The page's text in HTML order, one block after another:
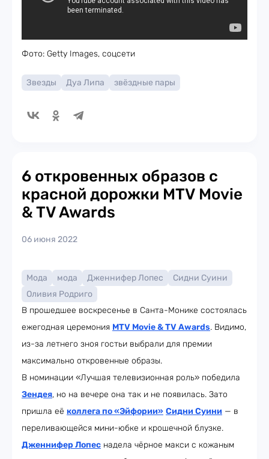
Фото: Getty Images, соцсети
Звезды Дуа Липа звёздные пары
6 откровенных образов с
красной дорожки MTV Movie
& TV Awards
06 июня 2022
Мода мода Дженнифер Лопес
Сидни Суини
Оливия Родриго
В прошедшее воскресенье в Санта-Монике состоялась
ежегодная церемония MTV Movie & TV Awards. Видимо,
из-за летнего зноя гостьи выбрали для премии
максимально откровенные образы.
В номинации «Лучшая телевизионная роль» победила
Зендея, но на вечере она так и не появилась. Зато
пришла её коллега по «Эйфории» Сидни Суини — в
переливающейся мини-юбке и крошечной блузке.
Дженнифер Лопес надела чёрное макси с кожаным